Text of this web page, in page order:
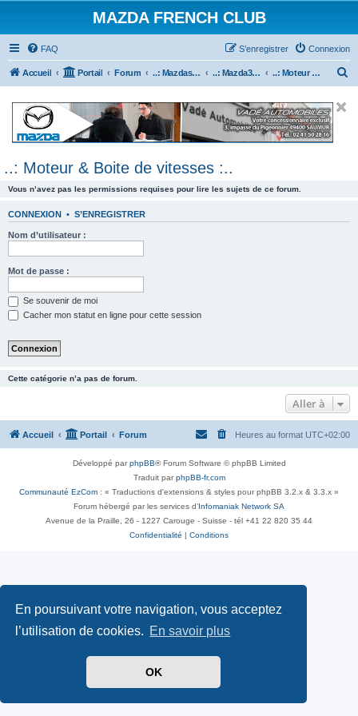
En poursuivant votre navigation, vous acceptez
l’utilisation de cookies. En savoir plus
OK
MAZDA FRENCH CLUB
FAQ Connexion
S’enregistrer
Accueil Portail Forum ..: Mazdaspeed & MPS :.. ..: Mazda3 MPS & Mazdaspeed 3 :.. ..: Moteur & Boite de vitesses :..
e
..: Moteur & Boite de vitesses :..
Vous n’avez pas les permissions requises pour lire les sujets de ce forum.
CONNEXION • S’ENREGISTRER
Nom d’utilisateur :
Mot de passe :
Se souvenir de moi
Cacher mon statut en ligne pour cette session
Cette catégorie n’a pas de forum.
Aller à
Accueil Portail Forum Heures au format UTC+02:00
Développé parphpBB® Forum Software © phpBB Limited
Traduit parphpBB-fr.com
Communauté EzCom : « Traductions d'extensions & styles pour phpBB 3.2.x & 3.3.x »
Forum hébergé par les services d’ Infomaniak Network SA
Avenue de la Praille, 26 - 1227 Carouge - Suisse - tél +41 22 820 35 44
Confidentialité
Conditions